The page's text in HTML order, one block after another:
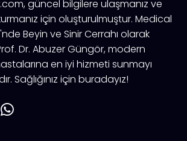
güncel bilgilere ulaşmanız ve
için oluşturulmuştur. Medical
Beyin ve Sinir Cerrahı olarak
Dr. Abuzer Güngör, modern
en iyi hizmeti sunmayı
Sağlığınız için buradayız!